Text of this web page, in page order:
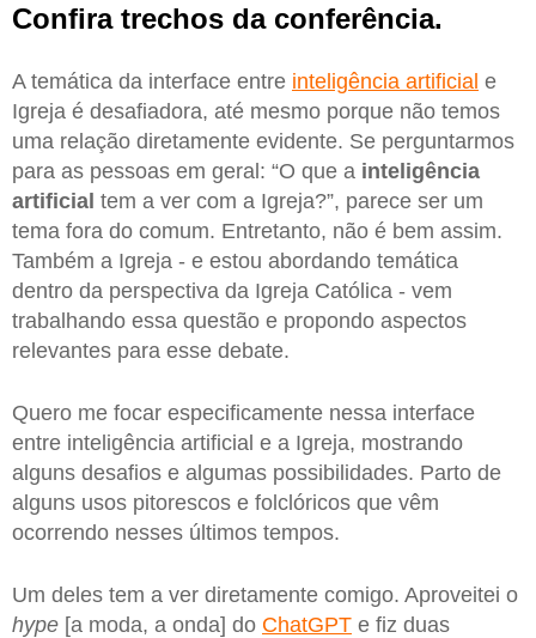
Confira trechos da conferência.
A temática da interface entre inteligência artificial e
Igreja é desafiadora, até mesmo porque não temos
uma relação diretamente evidente. Se perguntarmos
para as pessoas em geral: “O que a inteligência
artificial tem a ver com a Igreja?”, parece ser um
tema fora do comum. Entretanto, não é bem assim.
Também a Igreja - e estou abordando temática
dentro da perspectiva da Igreja Católica - vem
trabalhando essa questão e propondo aspectos
relevantes para esse debate.
Quero me focar especificamente nessa interface
entre inteligência artificial e a Igreja, mostrando
alguns desafios e algumas possibilidades. Parto de
alguns usos pitorescos e folclóricos que vêm
ocorrendo nesses últimos tempos.
Um deles tem a ver diretamente comigo. Aproveitei o
hype [a moda, a onda] do ChatGPT e fiz duas